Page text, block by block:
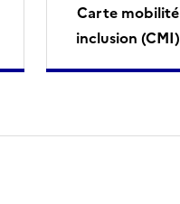
Carte mobilité
inclusion (CMI)